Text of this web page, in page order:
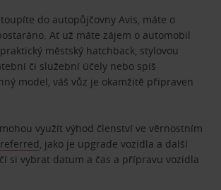
do autopůjčovny Avis, máte o
Ať už máte zájem o automobil
městský hatchback, stylovou
či služební účely nebo spíš
model, váš vůz je okamžitě připraven
využít výhod členství ve věrnostním
, jako je upgrade vozidla a další
si vybrat datum a čas a přípravu vozidla